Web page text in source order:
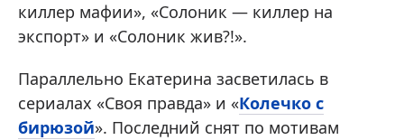
киллер мафии», «Солоник — киллер на
экспорт» и «Солоник жив?!».
Параллельно Екатерина засветилась в
сериалах «Своя правда» и «Колечко с
бирюзой». Последний снят по мотивам